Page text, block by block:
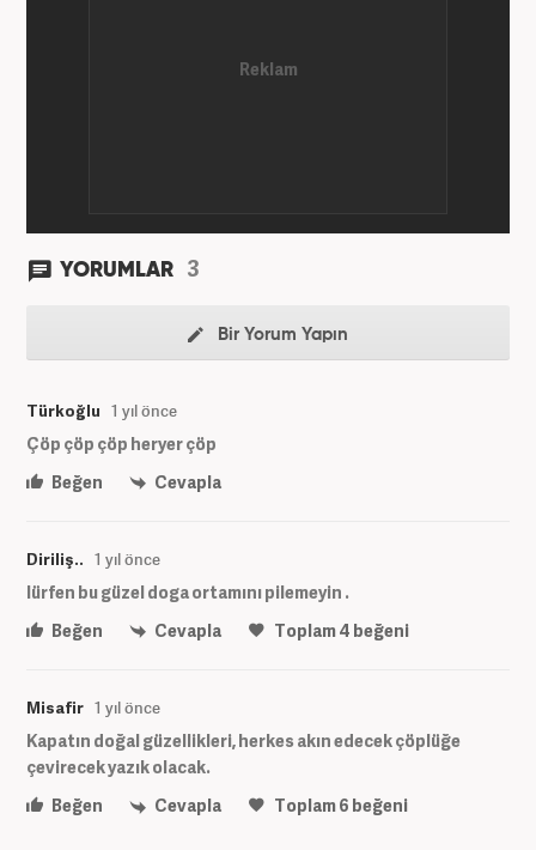
YORUMLAR 3
Bir Yorum Yapın
Türkoğlu 1 yıl önce
Çöp çöp çöp heryer çöp
Beğen
Cevapla
Diriliş.. 1 yıl önce
lürfen bu güzel doga ortamını pilemeyin .
Beğen
Cevapla Toplam4 beğeni
Misafir 1 yıl önce
Kapatın doğal güzellikleri, herkes akın edecek çöplüğe
çevirecek yazık olacak.
Beğen
Cevapla Toplam6 beğeni